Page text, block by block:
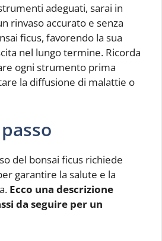
adeguati, sarai in
rinvaso accurato e senza
ficus, favorendo la sua
nel lungo termine. Ricorda
ogni strumento prima
la diffusione di malattie o
del bonsai ficus richiede
garantire la salute e la
Ecco una descrizione
da seguire per un